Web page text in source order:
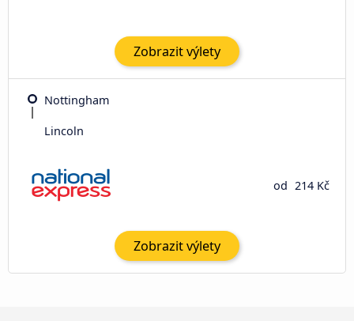
Zobrazit výlety
Nottingham
Lincoln
od 214 Kč
Zobrazit výlety